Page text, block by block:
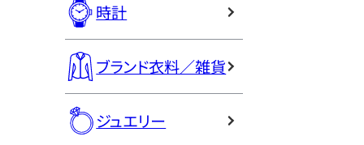
時計
ブランド衣料／雑貨
ジュエリー